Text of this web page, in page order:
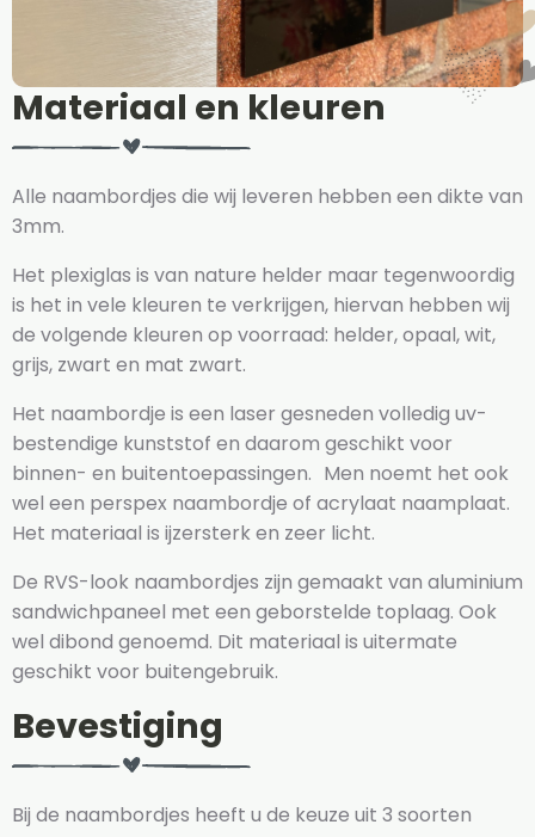
Materiaal en kleuren
Alle naambordjes die wij leveren hebben een dikte van
3mm.
Het plexiglas is van nature helder maar tegenwoordig
is het in vele kleuren te verkrijgen, hiervan hebben wij
de volgende kleuren op voorraad: helder, opaal, wit,
grijs, zwart en mat zwart.
Het naambordje is een laser gesneden volledig uv-
bestendige kunststof en daarom geschikt voor
binnen- en buitentoepassingen. Men noemt het ook
wel een perspex naambordje of acrylaat naamplaat.
Het materiaal is ijzersterk en zeer licht.
De RVS-look naambordjes zijn gemaakt van aluminium
sandwichpaneel met een geborstelde toplaag. Ook
wel dibond genoemd. Dit materiaal is uitermate
geschikt voor buitengebruik.
Bevestiging
Bij de naambordjes heeft u de keuze uit 3 soorten